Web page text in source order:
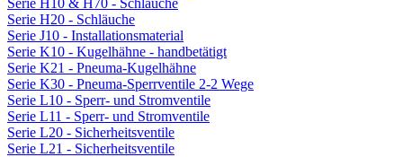
Serie H10 & H70 - Schläuche
Serie H20 - Schläuche
Serie J10 - Installationsmaterial
Serie K10 - Kugelhähne - handbetätigt
Serie K21 - Pneuma-Kugelhähne
Serie K30 - Pneuma-Sperrventile 2-2 Wege
Serie L10 - Sperr- und Stromventile
Serie L11 - Sperr- und Stromventile
Serie L20 - Sicherheitsventile
Serie L21 - Sicherheitsventile